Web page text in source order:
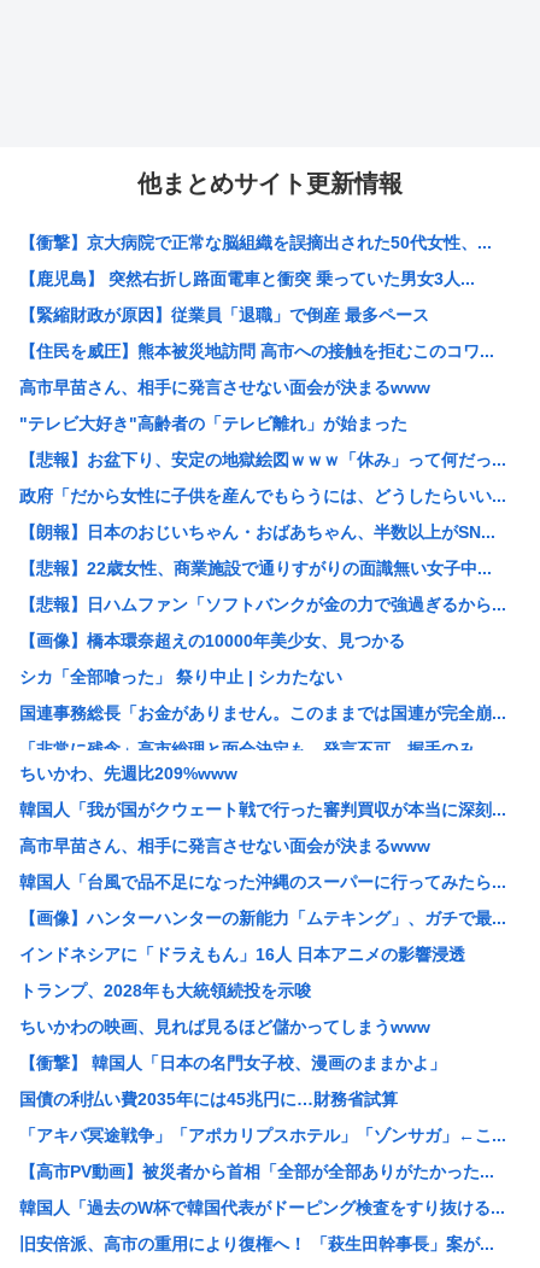
他まとめサイト更新情報
【衝撃】京大病院で正常な脳組織を誤摘出された50代女性、...
【鹿児島】 突然右折し路面電車と衝突 乗っていた男女3人...
【緊縮財政が原因】従業員「退職」で倒産 最多ペース
【住民を威圧】熊本被災地訪問 高市への接触を拒むこのコワ...
高市早苗さん、相手に発言させない面会が決まるwww
"テレビ大好き"高齢者の「テレビ離れ」が始まった
【悲報】お盆下り、安定の地獄絵図ｗｗｗ「休み」って何だっ...
政府「だから女性に子供を産んでもらうには、どうしたらいい...
【朗報】日本のおじいちゃん・おばあちゃん、半数以上がSN...
【悲報】22歳女性、商業施設で通りすがりの面識無い女子中...
【悲報】日ハムファン「ソフトバンクが金の力で強過ぎるから...
【画像】橋本環奈超えの10000年美少女、見つかる
シカ「全部喰った」 祭り中止 | シカたない
国連事務総長「お金がありません。このままでは国連が完全崩...
「非常に残念」高市総理と面会決定も…発言不可、握手のみ ...
大阪の花火大会、民度がレベチwww
［社説］永住厳格化で外国人の定着意欲をそぐな
KーPOPアイドル、「BABYMONSTER」「ILLI...
【画像】久保πボインボイン
ドイツ、猛暑による死者が9600人に
【NASA開発】3,980円の冷感ポンチョ、-15℃の謳...
【悲報】わいの婚約者の実家、キチゲエすぎて破談寸前
【イオンモール熊本】 一転して話が変わってくる「従業員の...
人んちで宅飲みワイ「ゴムある？」家主の女さん「はぁ？！」...
世界のケイスケ・ホンダ「ラーメン700円は安すぎる！20...
【悲報】人気アニメ「メイドインアビス」、主題歌にVTub...
【緊急高市速報】ガス警報器、受注停止。
【熊本地震】イオンモール熊本 従業員の避難誘導で、社内規...
わいせつな行為疑いで逮捕 エジプト国籍の男性を不起訴処分...
ちいかわ、先週比209%www
韓国人「我が国がクウェート戦で行った審判買収が本当に深刻...
高市早苗さん、相手に発言させない面会が決まるwww
韓国人「台風で品不足になった沖縄のスーパーに行ってみたら...
【画像】ハンターハンターの新能力「ムテキング」、ガチで最...
インドネシアに「ドラえもん」16人 日本アニメの影響浸透
トランプ、2028年も大統領続投を示唆
ちいかわの映画、見れば見るほど儲かってしまうwww
【衝撃】 韓国人「日本の名門女子校、漫画のままかよ」
国債の利払い費2035年には45兆円に…財務省試算
「アキバ冥途戦争」「アポカリプスホテル」「ゾンサガ」←こ...
【高市PV動画】被災者から首相「全部が全部ありがたかった...
韓国人「過去のW杯で韓国代表がドーピング検査をすり抜ける...
旧安倍派、高市の重用により復権へ！ 「萩生田幹事長」案が...